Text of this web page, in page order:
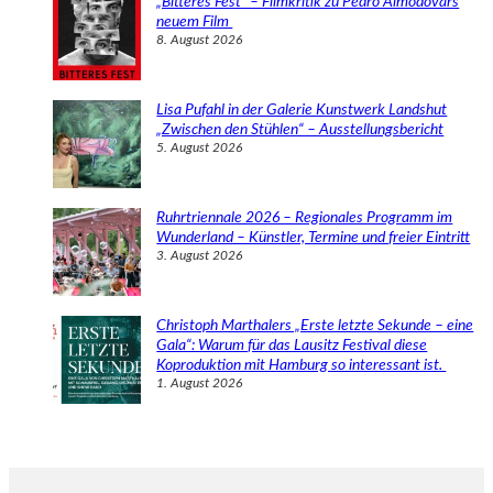
neuem Film
8. August 2026
Lisa Pufahl in der Galerie Kunstwerk Landshut
„Zwischen den Stühlen“ – Ausstellungsbericht
5. August 2026
Ruhrtriennale 2026 – Regionales Programm im
Wunderland – Künstler, Termine und freier Eintritt
3. August 2026
Christoph Marthalers „Erste letzte Sekunde – eine
Gala“: Warum für das Lausitz Festival diese
Koproduktion mit Hamburg so interessant ist.
1. August 2026